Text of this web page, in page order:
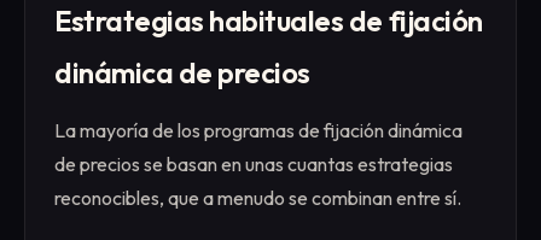
Estrategias habituales de fijación
dinámica de precios
La mayoría de los programas de fijación dinámica
de precios se basan en unas cuantas estrategias
reconocibles, que a menudo se combinan entre sí.